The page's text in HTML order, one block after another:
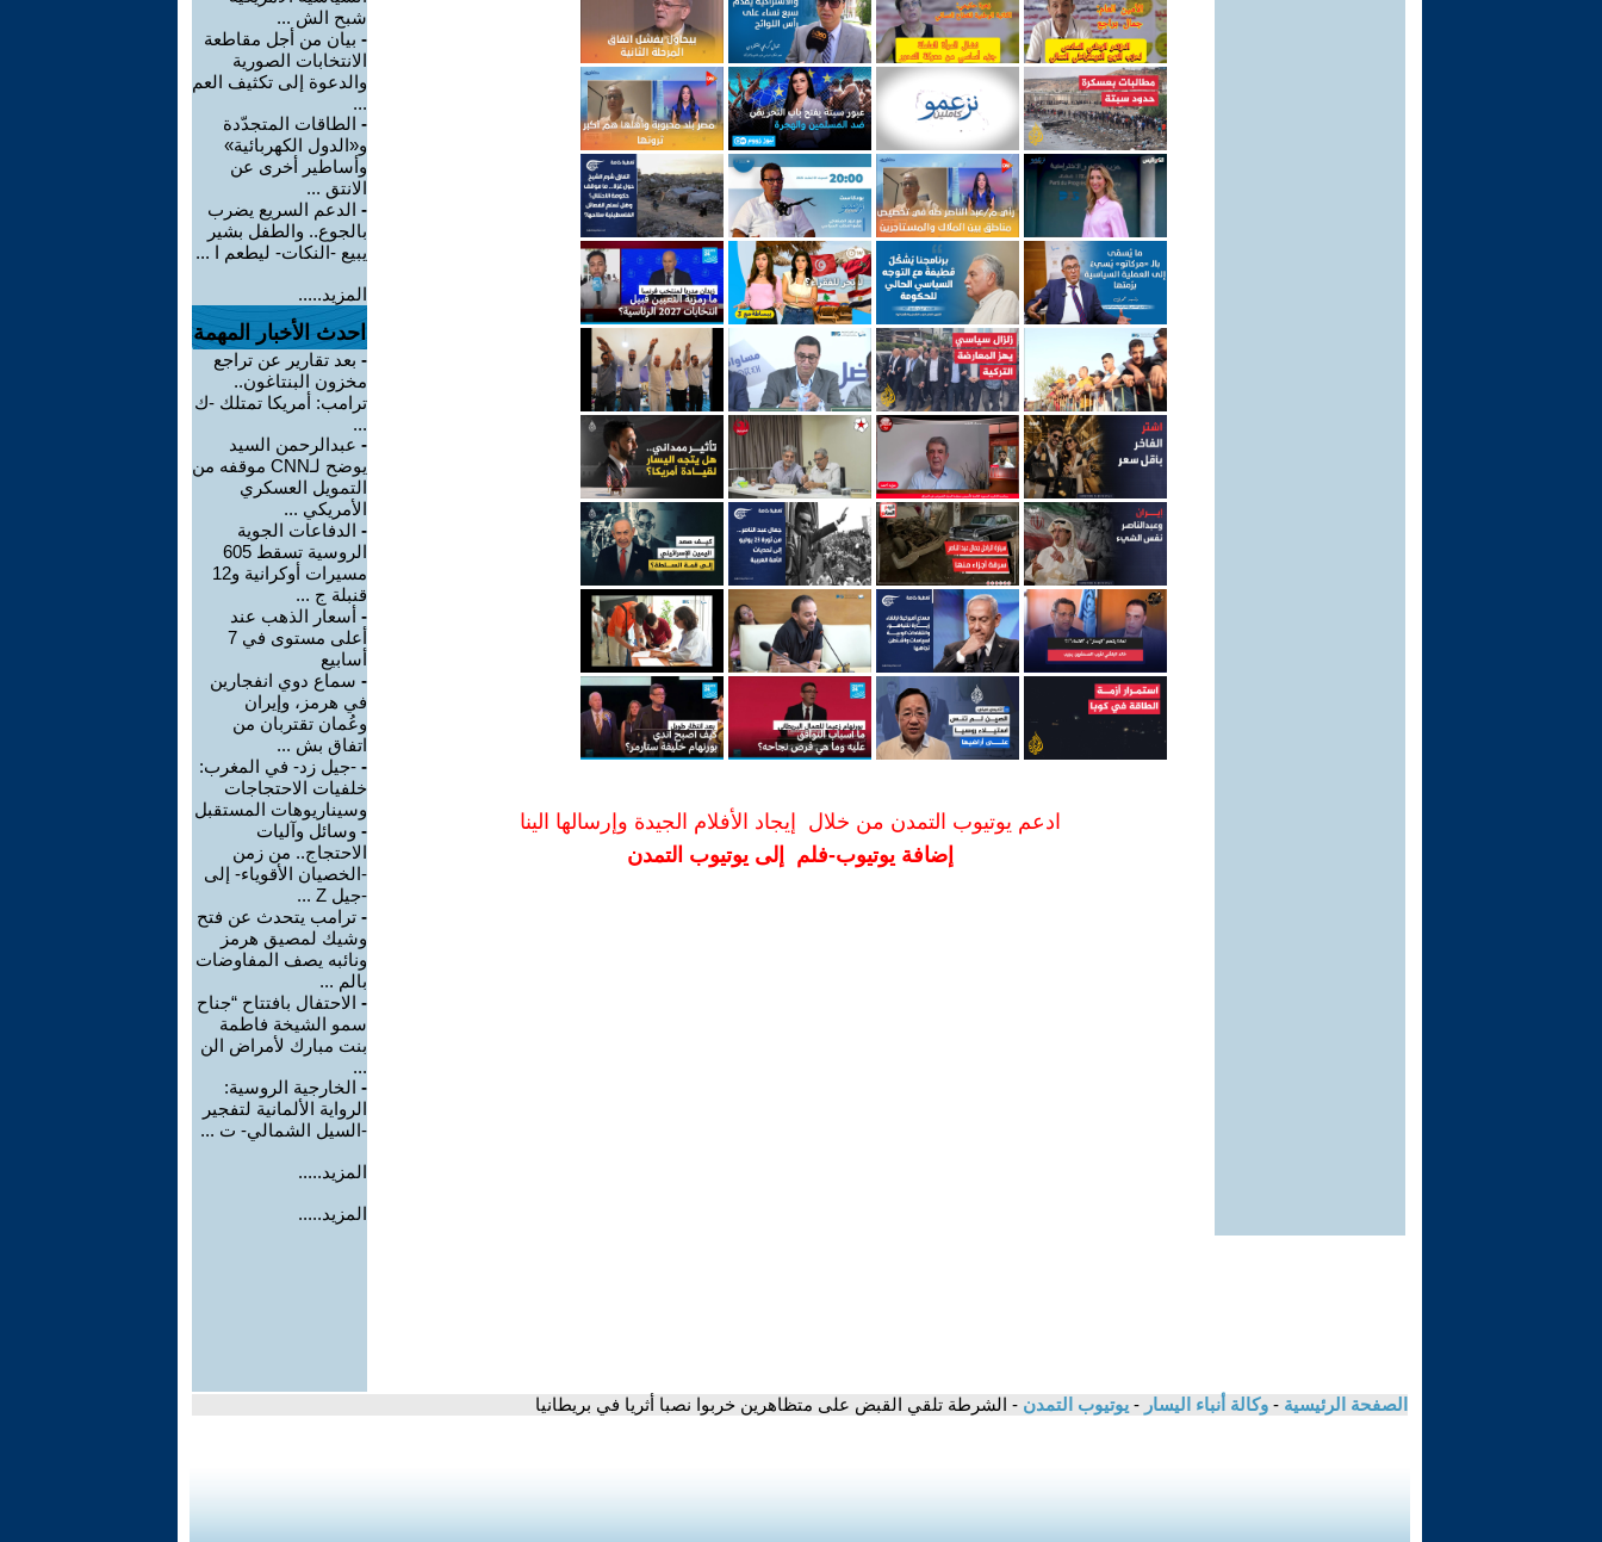
ادعم يوتيوب التمدن من خلال إيجاد الأفلام الجيدة وإرسالها الينا
إضافة يوتيوب-فلم إلى يوتيوب التمدن
شبح الش ...
- بيان من أجل مقاطعة
الانتخابات الصورية
والدعوة إلى تكثيف العم
...
- الطاقات المتجدّدة
و«الدول الكهربائية»
وأساطير أخرى عن
الانتق ...
- الدعم السريع يضرب
بالجوع.. والطفل بشير
يبيع -النكات- ليطعم ا ...
المزيد.....
احدث الأخبار المهمة
- بعد تقارير عن تراجع
مخزون البنتاغون..
ترامب: أمريكا تمتلك -ك
...
- عبدالرحمن السيد
يوضح لـCNN موقفه من
التمويل العسكري
الأمريكي ...
- الدفاعات الجوية
الروسية تسقط 605
مسيرات أوكرانية و12
قنبلة ج ...
- أسعار الذهب عند
أعلى مستوى في 7
أسابيع
- سماع دوي انفجارين
في هرمز، وإيران
وعُمان تقتربان من
اتفاق بش ...
- -جيل زد- في المغرب:
خلفيات الاحتجاجات
وسيناريوهات المستقبل
- وسائل وآليات
الاحتجاج.. من زمن
-الخصيان الأقوياء- إلى
-جيل Z ...
- ترامب يتحدث عن فتح
وشيك لمصيق هرمز
ونائبه يصف المفاوضات
بالم ...
- الاحتفال بافتتاح “جناح
سمو الشيخة فاطمة
بنت مبارك لأمراض الن
...
- الخارجية الروسية:
الرواية الألمانية لتفجير
-السيل الشمالي- ت ...
المزيد.....
المزيد.....
الصفحة الرئيسية - وكالة أنباء اليسار - يوتيوب التمدن - الشرطة تلقي القبض على متظاهرين خربوا نصبا أثريا في بريطانيا